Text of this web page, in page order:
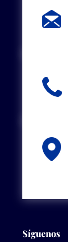
Síguenos